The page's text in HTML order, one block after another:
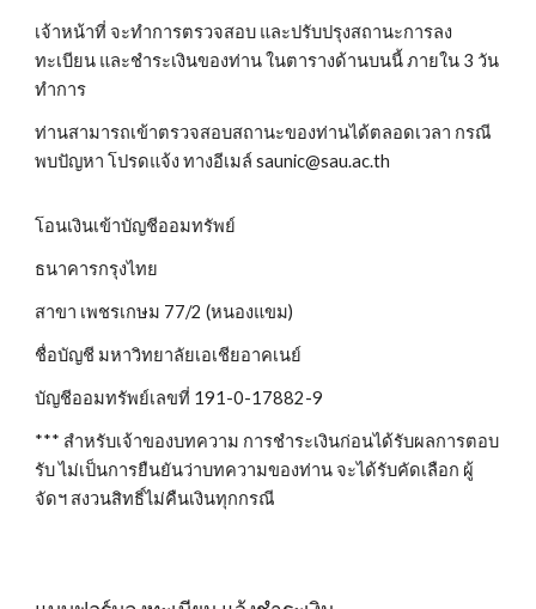
เจ้าหน้าที่ จะทำการตรวจสอบ และปรับปรุงสถานะการลง
ทะเบียน และชำระเงินของท่าน ในตารางด้านบนนี้ ภายใน 3 วัน
ทำการ
ท่านสามารถเข้าตรวจสอบสถานะของท่านได้ตลอดเวลา กรณี
พบปัญหา โปรดแจ้ง ทางอีเมล์ saunic@sau.ac.th
โอนเงินเข้าบัญชีออมทรัพย์
ธนาคารกรุงไทย
สาขา เพชรเกษม 77/2 (หนองแขม)
ชื่อบัญชี มหาวิทยาลัยเอเชียอาคเนย์
บัญชีออมทรัพย์เลขที่ 191-0-17882-9
*** สำหรับเจ้าของบทความ การชำระเงินก่อนได้รับผลการตอบ
รับ ไม่เป็นการยืนยันว่าบทความของท่าน จะได้รับคัดเลือก ผู้
จัดฯ สงวนสิทธิ์ไม่คืนเงินทุกกรณี